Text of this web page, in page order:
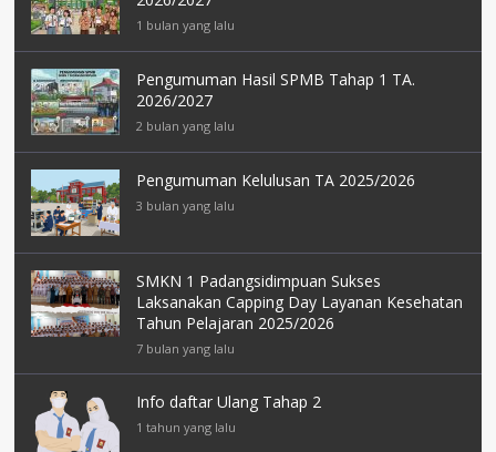
1 bulan yang lalu
Pengumuman Hasil SPMB Tahap 1 TA.
2026/2027
2 bulan yang lalu
Pengumuman Kelulusan TA 2025/2026
3 bulan yang lalu
SMKN 1 Padangsidimpuan Sukses
Laksanakan Capping Day Layanan Kesehatan
Tahun Pelajaran 2025/2026
7 bulan yang lalu
Info daftar Ulang Tahap 2
1 tahun yang lalu